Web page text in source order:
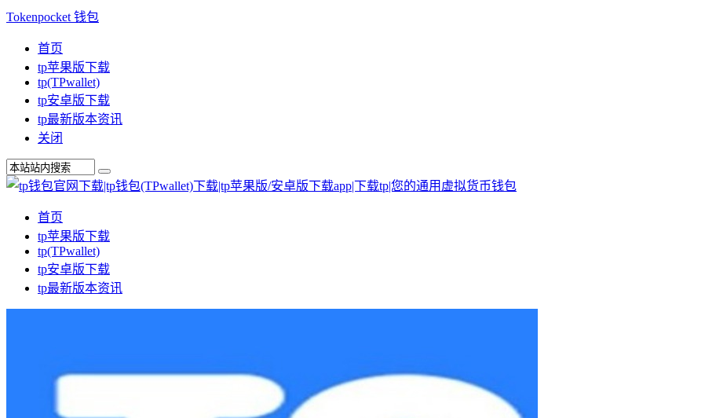
Tokenpocket 钱包
首页
tp苹果版下载
tp(TPwallet)
tp安卓版下载
tp最新版本资讯
关闭
首页
tp苹果版下载
tp(TPwallet)
tp安卓版下载
tp最新版本资讯